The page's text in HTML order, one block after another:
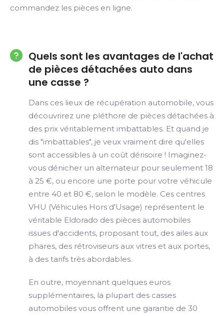
commandez les pièces en ligne.
Quels sont les avantages de l'achat
de pièces détachées auto dans
une casse ?
Dans ces lieux de récupération automobile, vous
découvrirez une pléthore de pièces détachées à
des prix véritablement imbattables. Et quand je
dis "imbattables", je veux vraiment dire qu'elles
sont accessibles à un coût dérisoire ! Imaginez-
vous dénicher un alternateur pour seulement 18
à 25 €, ou encore une porte pour votre véhicule
entre 40 et 80 €, selon le modèle. Ces centres
VHU (Véhicules Hors d'Usage) représentent le
véritable Eldorado des pièces automobiles
issues d'accidents, proposant tout, des ailes aux
phares, des rétroviseurs aux vitres et aux portes,
à des tarifs très abordables.
En outre, moyennant quelques euros
supplémentaires, la plupart des casses
automobiles vous offrent une garantie de 30